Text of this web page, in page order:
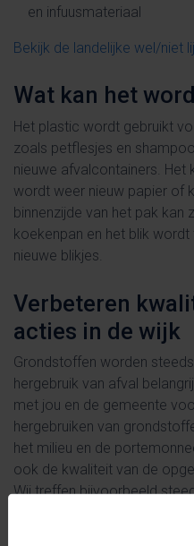
en infuusmateriaal
Bekijk de landelijke wel/niet
Wat kan het
Het plastic wordt gebruikt
zoals petflesjes en
nieuwe afvalcontainers. Het
wordt weer nieuw papier of
binnenzijde van het pak kan
koekenpan en het blik
nieuwe blikjes.
Verbeteren
acties in de wijk
Grondstoffen worden
hergebruik van afval
met jou en de gemeente
hergebruiken van
het milieu en de
ook de kwaliteit van de
Wij treffen bijvoorbeeld